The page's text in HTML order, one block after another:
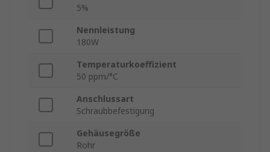
5%
Nennleistung
180W
Temperaturkoeffizient
50 ppm/°C
Anschlussart
Schraubbefestigung
Gehäusegröße
Rohr